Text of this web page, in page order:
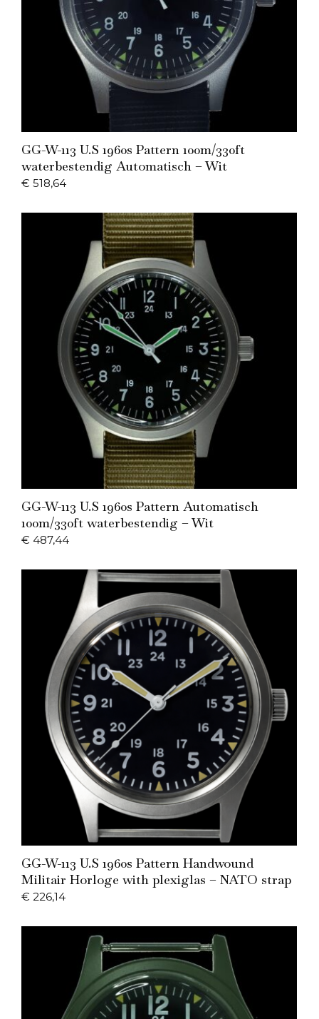
GG-W-113 U.S 1960s Pattern 100m/330ft
waterbestendig Automatisch – Wit
€ 518,64
GG-W-113 U.S 1960s Pattern Automatisch
100m/330ft waterbestendig – Wit
€ 487,44
GG-W-113 U.S 1960s Pattern Handwound
Militair Horloge with plexiglas – NATO strap
€ 226,14